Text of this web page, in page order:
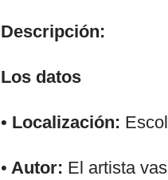
Descripción:
Los datos
• Localización:
• Autor: El artista